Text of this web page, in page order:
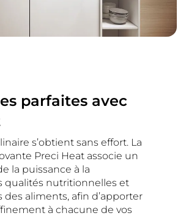
parfaites avec
s’obtient sans effort. La
Preci Heat associe un
la puissance à la
qualités nutritionnelles et
aliments, afin d’apporter
à chacune de vos